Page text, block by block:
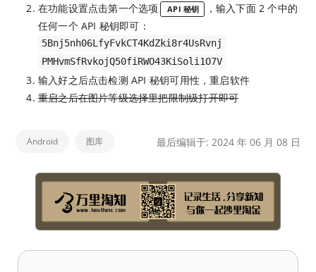
在功能设置点击第一个选项 API 秘钥
，输入下面 2 个中的
任何一个 API 秘钥即可：
5Bnj5nh06LfyFvkCT4KdZki8r4UsRvnj
PMHvmSfRvkojQ50fiRWO43KiSoli1O7V
输入好之后点击检测 API 秘钥可用性，重启软件
重启之后在图片等级选择里把限制级打开即可
Android 图库 最后编辑于: 2024 年 06 月 08 日